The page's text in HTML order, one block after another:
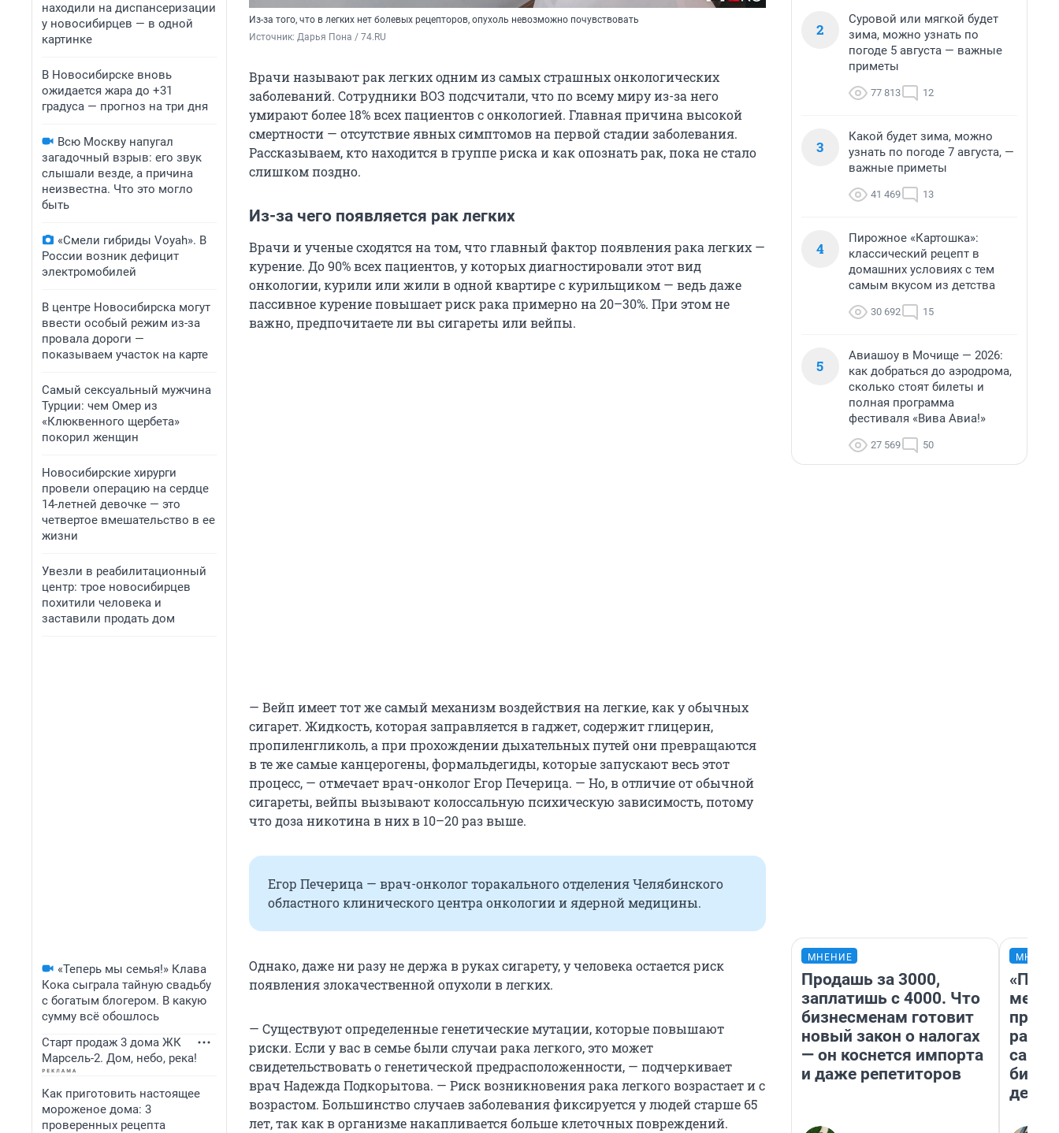
находили на диспансеризации
у новосибирцев — в одной
картинке
В Новосибирске вновь
ожидается жара до +31
градуса — прогноз на три дня
Всю Москву напугал
загадочный взрыв: его звук
слышали везде, а причина
неизвестна. Что это могло
быть
«Смели гибриды Voyah». В
России возник дефицит
электромобилей
В центре Новосибирска могут
ввести особый режим из-за
провала дороги —
показываем участок на карте
Самый сексуальный мужчина
Турции: чем Омер из
«Клюквенного щербета»
покорил женщин
Новосибирские хирурги
провели операцию на сердце
14-летней девочке — это
четвертое вмешательство в ее
жизни
Увезли в реабилитационный
центр: трое новосибирцев
похитили человека и
заставили продать дом
«Теперь мы семья!» Клава
Кока сыграла тайную свадьбу
с богатым блогером. В какую
сумму всё обошлось
Старт продаж 3 дома ЖК
Марсель-2. Дом, небо, река!
Как приготовить настоящее
мороженое дома: 3
проверенных рецепта
Из-за того, что в легких нет болевых рецепторов, опухоль невозможно почувствовать
Источник: Дарья Пона / 74.RU
Врачи называют рак легких одним из самых страшных онкологических
заболеваний. Сотрудники ВОЗ подсчитали, что по всему миру из-за него
умирают более 18% всех пациентов с онкологией. Главная причина высокой
смертности — отсутствие явных симптомов на первой стадии заболевания.
Рассказываем, кто находится в группе риска и как опознать рак, пока не стало
слишком поздно.
Из-за чего появляется рак легких
Врачи и ученые сходятся на том, что главный фактор появления рака легких —
курение. До 90% всех пациентов, у которых диагностировали этот вид
онкологии, курили или жили в одной квартире с курильщиком — ведь даже
пассивное курение повышает риск рака примерно на 20–30%. При этом не
важно, предпочитаете ли вы сигареты или вейпы.
— Вейп имеет тот же самый механизм воздействия на легкие, как у обычных
сигарет. Жидкость, которая заправляется в гаджет, содержит глицерин,
пропиленгликоль, а при прохождении дыхательных путей они превращаются
в те же самые канцерогены, формальдегиды, которые запускают весь этот
процесс, — отмечает врач-онколог Егор Печерица. — Но, в отличие от обычной
сигареты, вейпы вызывают колоссальную психическую зависимость, потому
что доза никотина в них в 10–20 раз выше.
Егор Печерица — врач-онколог торакального отделения Челябинского
областного клинического центра онкологии и ядерной медицины.
Однако, даже ни разу не держа в руках сигарету, у человека остается риск
появления злокачественной опухоли в легких.
— Существуют определенные генетические мутации, которые повышают
риски. Если у вас в семье были случаи рака легкого, это может
свидетельствовать о генетической предрасположенности, — подчеркивает
врач Надежда Подкорытова. — Риск возникновения рака легкого возрастает и с
возрастом. Большинство случаев заболевания фиксируется у людей старше 65
лет, так как в организме накапливается больше клеточных повреждений.
2
Суровой или мягкой будет
зима, можно узнать по
погоде 5 августа — важные
приметы
77 813 12
3
Какой будет зима, можно
узнать по погоде 7 августа, —
важные приметы
41 469 13
4
Пирожное «Картошка»:
классический рецепт в
домашних условиях с тем
самым вкусом из детства
30 692 15
5
Авиашоу в Мочище — 2026:
как добраться до аэродрома,
сколько стоят билеты и
полная программа
фестиваля «Вива Авиа!»
27 569 50
МНЕНИЕ
Продашь за 3000,
заплатишь с 4000. Что
бизнесменам готовит
новый закон о налогах
— он коснется импорта
и даже репетиторов